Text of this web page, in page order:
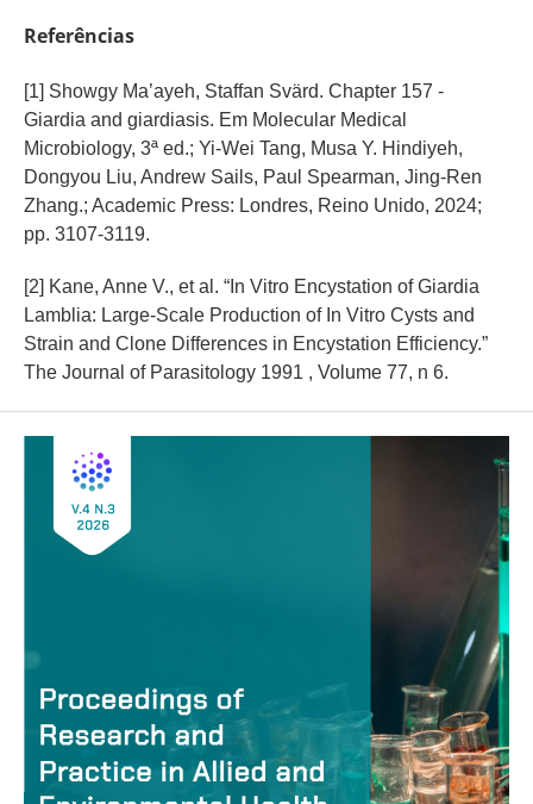
Referências
[1] Showgy Ma’ayeh, Staffan Svärd. Chapter 157 -
Giardia and giardiasis. Em Molecular Medical
Microbiology, 3ª ed.; Yi-Wei Tang, Musa Y. Hindiyeh,
Dongyou Liu, Andrew Sails, Paul Spearman, Jing-Ren
Zhang.; Academic Press: Londres, Reino Unido, 2024;
pp. 3107-3119.
[2] Kane, Anne V., et al. “In Vitro Encystation of Giardia
Lamblia: Large-Scale Production of In Vitro Cysts and
Strain and Clone Differences in Encystation Efficiency.”
The Journal of Parasitology 1991 , Volume 77, n 6.